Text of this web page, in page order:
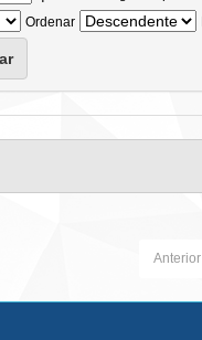
Ordenar
Anterior